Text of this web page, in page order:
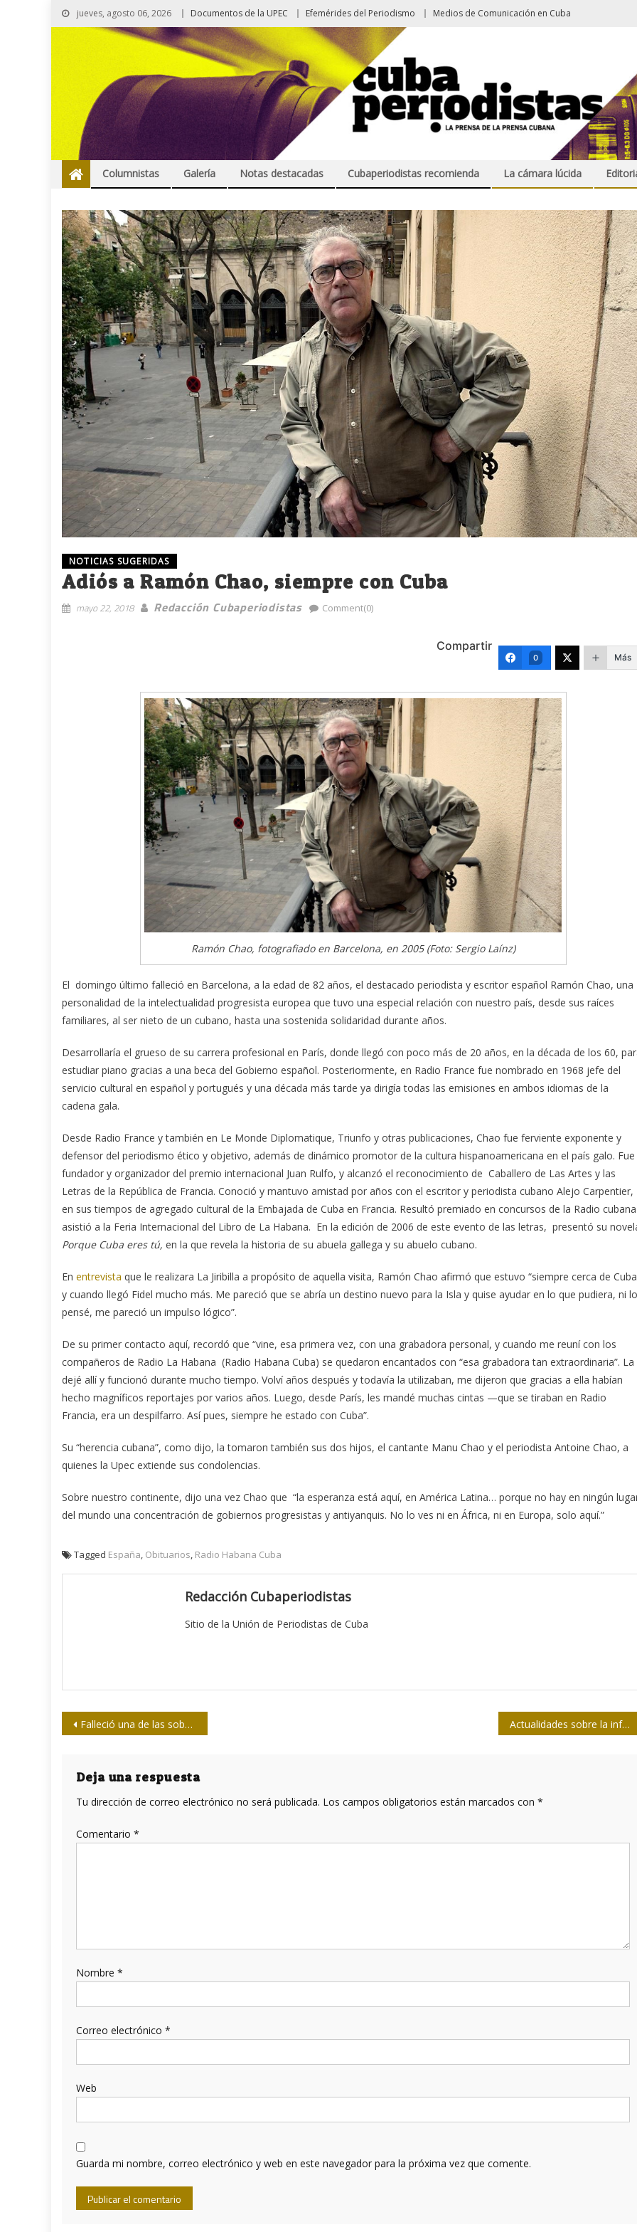
jueves, agosto 06, 2026 Documentos de la UPEC Efemérides del Periodismo Medios de Comunicación en Cuba
Columnistas Galería Notas destacadas Cubaperiodistas recomienda La cámara lúcida
NOTICIAS SUGERIDAS
Adiós a Ramón Chao, siempre con Cuba
mayo 22, 2018 Redacción Cubaperiodistas Comment(0)
Compartir
0 Más
Ramón Chao, fotografiado en Barcelona, en 2005 (Foto: Sergio Laínz)
El domingo último falleció en Barcelona, a la edad de 82 años, el destacado periodista y escritor español Ramón Chao, una
personalidad de la intelectualidad progresista europea que tuvo una especial relación con nuestro país, desde sus raíces
familiares, al ser nieto de un cubano, hasta una sostenida solidaridad durante años.
Desarrollaría el grueso de su carrera profesional en París, donde llegó con poco más de 20 años, en la década de los 60,
estudiar piano gracias a una beca del Gobierno español. Posteriormente, en Radio France fue nombrado en 1968 jefe del
servicio cultural en español y portugués y una década más tarde ya dirigía todas las emisiones en ambos idiomas de la
cadena gala.
Desde Radio France y también en Le Monde Diplomatique, Triunfo y otras publicaciones, Chao fue ferviente exponente y
defensor del periodismo ético y objetivo, además de dinámico promotor de la cultura hispanoamericana en el país galo. Fue
fundador y organizador del premio internacional Juan Rulfo, y alcanzó el reconocimiento de Caballero de Las Artes y las
Letras de la República de Francia. Conoció y mantuvo amistad por años con el escritor y periodista cubano Alejo Carpentier,
en sus tiempos de agregado cultural de la Embajada de Cuba en Francia. Resultó premiado en concursos de la Radio
asistió a la Feria Internacional del Libro de La Habana. En la edición de 2006 de este evento de las letras, presentó su
Porque Cuba eres tú, en la que revela la historia de su abuela gallega y su abuelo cubano.
En entrevista que le realizara La Jiribilla a propósito de aquella visita, Ramón Chao afirmó que estuvo “siempre cerca de Cuba
y cuando llegó Fidel mucho más. Me pareció que se abría un destino nuevo para la Isla y quise ayudar en lo que pudiera, ni lo
pensé, me pareció un impulso lógico”.
De su primer contacto aquí, recordó que “vine, esa primera vez, con una grabadora personal, y cuando me reuní con los
compañeros de Radio La Habana (Radio Habana Cuba) se quedaron encantados con “esa grabadora tan extraordinaria”. La
dejé allí y funcionó durante mucho tiempo. Volví años después y todavía la utilizaban, me dijeron que gracias a ella habían
hecho magníficos reportajes por varios años. Luego, desde París, les mandé muchas cintas —que se tiraban en Radio
Francia, era un despilfarro. Así pues, siempre he estado con Cuba”.
Su “herencia cubana”, como dijo, la tomaron también sus dos hijos, el cantante Manu Chao y el periodista Antoine Chao, a
quienes la Upec extiende sus condolencias.
Sobre nuestro continente, dijo una vez Chao que “la esperanza está aquí, en América Latina… porque no hay en ningún
del mundo una concentración de gobiernos progresistas y antiyanquis. No lo ves ni en África, ni en Europa, solo aquí.”
Tagged España, Obituarios, Radio Habana Cuba
Redacción Cubaperiodistas
Sitio de la Unión de Periodistas de Cuba
Navegación
entradas
Falleció una de las sobrevivientes del avión siniestrado Actualidades sobre la informatización de la sociedad
Deja una respuesta
Tu dirección de correo electrónico no será publicada. Los campos obligatorios están marcados con *
Comentario *
Nombre *
Correo electrónico *
Web
Guarda mi nombre, correo electrónico y web en este navegador para la próxima vez que comente.